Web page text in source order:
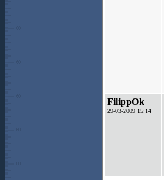
FilippOk
29-03-2009 15:14